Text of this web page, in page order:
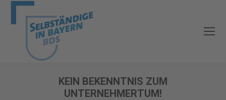
KEIN BEKENNTNIS ZUM
UNTERNEHMERTUM!